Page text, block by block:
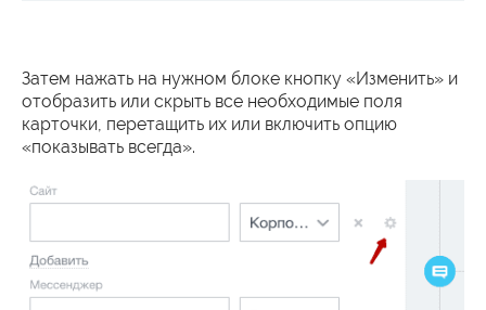
Затем нажать на нужном блоке кнопку «Изменить» и
отобразить или скрыть все необходимые поля
карточки, перетащить их или включить опцию
«показывать всегда».